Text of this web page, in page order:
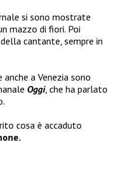
si sono mostrate
mazzo di fiori. Poi
cantante, sempre in
a Venezia sono
Oggi, che ha parlato
cosa è accaduto